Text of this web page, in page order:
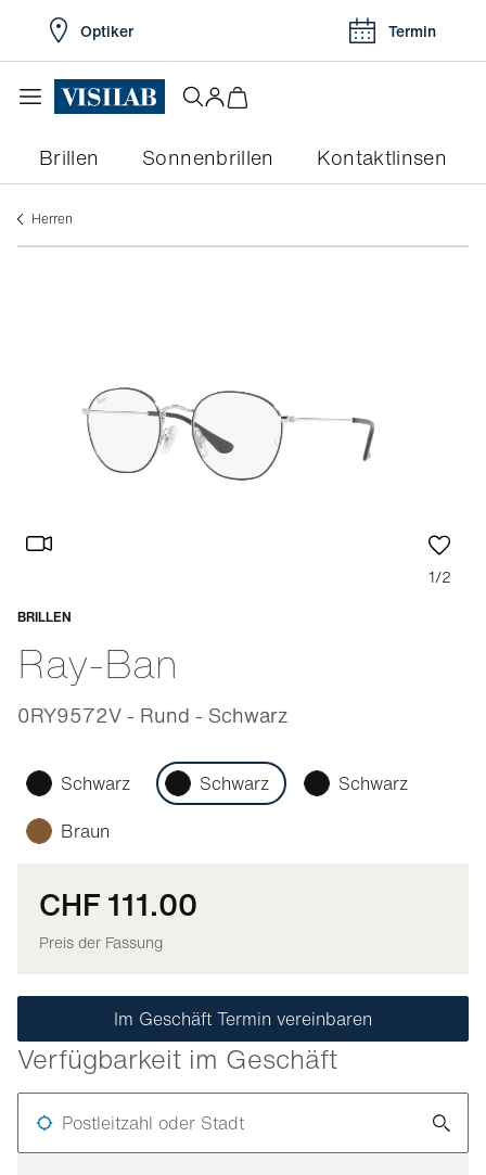
Optiker Termin
Brillen Sonnenbrillen Kontaktlinsen
herren
1/2
BRILLEN
Ray-Ban
0RY9572V - Rund - Schwarz
Anpassbar
Schwarz Schwarz
Schwarz
Braun
CHF 111.00
Preis der Fassung
Im Geschäft Termin vereinbaren
Verfügbarkeit im Geschäft
Postleitzahl oder Stadt